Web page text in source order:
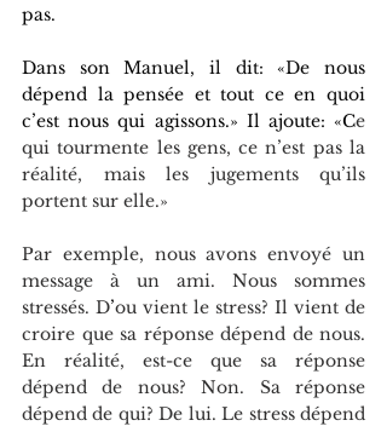
pas.
Dans son Manuel, il dit: «De nous
dépend la pensée et tout ce en quoi
c’est nous qui agissons.» Il ajoute: «Ce
qui tourmente les gens, ce n’est pas la
réalité, mais les jugements qu’ils
portent sur elle.»
Par exemple, nous avons envoyé un
message à un ami. Nous sommes
stressés. D’ou vient le stress? Il vient de
croire que sa réponse dépend de nous.
En réalité, est-ce que sa réponse
dépend de nous? Non. Sa réponse
dépend de qui? De lui. Le stress dépend